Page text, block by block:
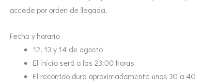
accede por orden de llegada.
Fecha y horario
12, 13 y 14 de agosto
El inicio será a las 23:00 horas
El recorrido dura aproximadamente unos 30 a 40